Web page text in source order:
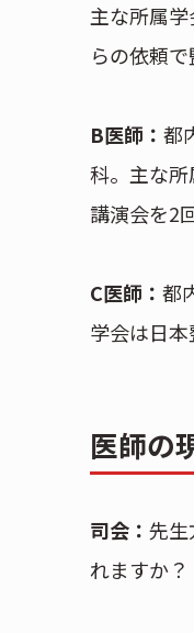
主な所属
らの依頼
B医師： 都
科。主な
講演会を2
C医師： 都
学会は日
医師の
司会： 先生
れますか？